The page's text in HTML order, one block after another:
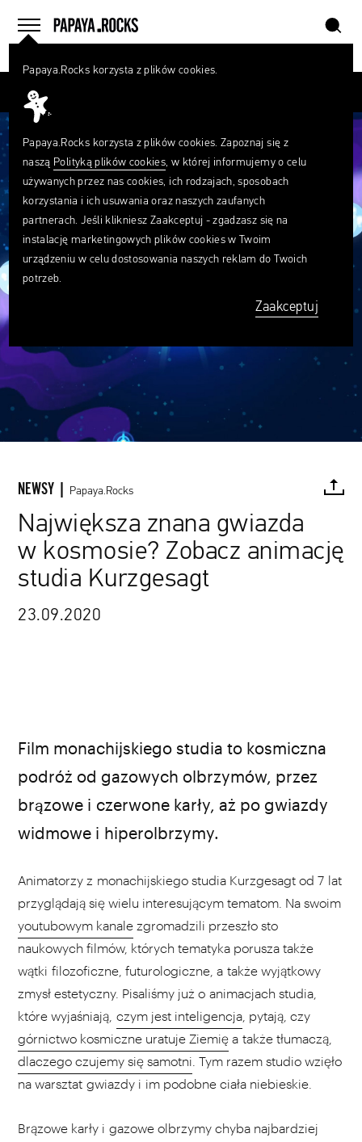
menu
home szukaj
NEWSY | Papaya.Rocks
Największa znana gwiazda
w kosmosie? Zobacz animację
studia Kurzgesagt
23.09.2020
FACEBOOK TWITTER
Film monachijskiego studia to kosmiczna
podróż od gazowych olbrzymów, przez
brązowe i czerwone karły, aż po gwiazdy
widmowe i hiperolbrzymy.
Animatorzy z monachijskiego studia Kurzgesagt od 7 lat
przyglądają się wielu interesującym tematom. Na swoim
youtubowym kanale zgromadzili przeszło sto
naukowych filmów, których tematyka porusza także
wątki filozoficzne, futurologiczne, a także wyjątkowy
zmysł estetyczny. Pisaliśmy już o animacjach studia,
które wyjaśniają, czym jest inteligencja , pytają, czy
górnictwo kosmiczne uratuje Ziemię a także tłumaczą,
dlaczego czujemy się samotni . Tym razem studio wzięło
na warsztat gwiazdy i im podobne ciała niebieskie.
Brązowe karły i gazowe olbrzymy chyba najbardziej
Papaya.Rocks korzysta z plików cookies.
Papaya.Rocks korzysta z plików cookies. Zapoznaj się z
naszą Polityką plików cookies, w której informujemy o celu
używanych przez nas cookies, ich rodzajach, sposobach
korzystania i ich usuwania oraz naszych zaufanych
partnerach. Jeśli klikniesz Zaakceptuj - zgadzasz się na
instalację marketingowych plików cookies w Twoim
urządzeniu w celu dostosowania naszych reklam do Twoich
potrzeb.
Zaakceptuj
Czego
szukasz?